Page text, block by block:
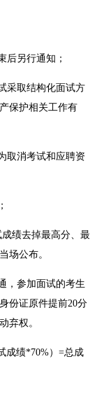
后另行通知；
采取结构化面试方
保护相关工作有
取消考试和应聘资
绩去掉最高分、最
场公布。
，参加面试的考生
份证原件提前20分
弃权。
成绩*70%）=总成